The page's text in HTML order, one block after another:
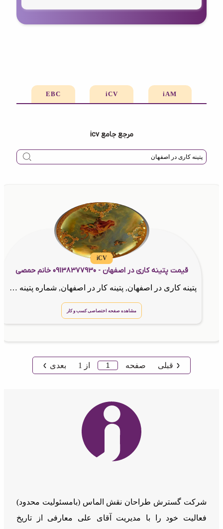
iAM
iCV
EBC
مرجع جامع icv
iCV
قیمت پتینه کاری در اصفهان - 09138377930 خانم حمصی
پتینه کاری در اصفهان, پتینه کار در اصفهان, شماره پتینه کار اصفهان,پتینه کاری اصفهان
مشاهده صفحه اختصاصی کسب و کار
قبلی صفحه از 1 بعدی
شرکت گسترش طراحان نقش الماس (بامسئوليت محدود)
فعالیت خود را با مدیریت آقای علی معارفی از تاریخ